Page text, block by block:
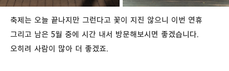
축제는 오늘 끝나지만 그런다고 꽃이 지진 않으니 이번 연휴
그리고 남은 5월 중에 시간 내서 방문해보시면 좋겠습니다.
오히려 사람이 많아 더 좋겠죠.